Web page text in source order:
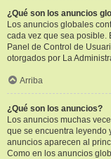
¿Qué son los anuncios
Los anuncios globales
cada vez que sea posible.
Panel de Control de
otorgados por La
Arriba
¿Qué son los anuncios?
Los anuncios muchas
que se encuentra leyendo
anuncios aparecen al
Como en los anuncios